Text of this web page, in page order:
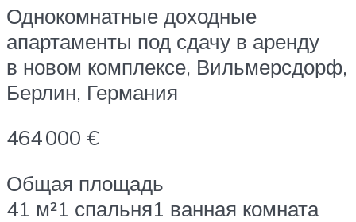
Однокомнатные доходные
апартаменты под сдачу в аренду
в новом комплексе, Вильмерсдорф,
Берлин, Германия
464 000 €
Общая площадь
41 м²1 спальня1 ванная комната